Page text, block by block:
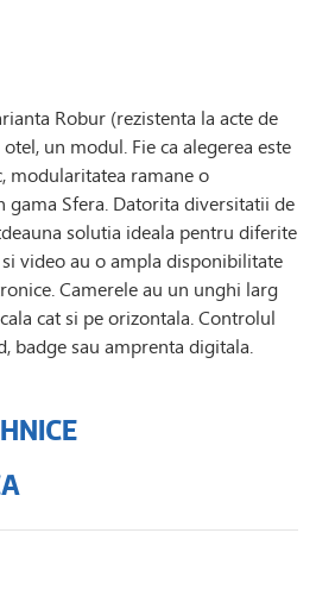
Robur (rezistenta la acte de
un modul. Fie ca alegerea este
modularitatea ramane o
gama Sfera. Datorita diversitatii de
solutia ideala pentru diferite
video au o ampla disponibilitate
Camerele au un unghi larg
cat si pe orizontala. Controlul
badge sau amprenta digitala.